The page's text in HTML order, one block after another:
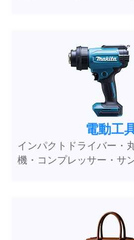
電動工
インパクトドライバー・
機・コンプレッサー・サ